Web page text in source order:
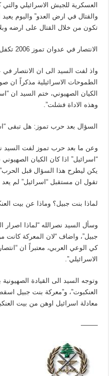
العسكرية للجيش الاسرائيلي
والقتال في ارض العدو” واليوم
تكون من خلال القتال على ارضه
الانتصار في عدوان تموز 2006 تكفل بخفض سقف الطموحات الاسرائيلية
الطموحات الاسرائيلية مذكراً ان
الكيان الصهيوني، ختم السيد ان
وهذه الاداة فشلت”.
السؤال بعد حرب تموز: هل تبقى
وعن ما بعد حرب تموز لفت السيد
“اسرائيل” اذا كان الكيان
يكن ليطرح هذا السؤال قبل
تقول ان مستقبل “اسرائيل” لم يعد
لماذا بنت جبيل؟ وماذا عن بيت
جبيل”، واضاف “لان المعركة كانت
كي الوعي العربي، معتبراً ان
الاسرائيلي”.
وتوجه السيد الى القيادة
العنكبوت”، و”معركة بنت جبيل
معادلة اسرائيل اوهن من بيت
——–